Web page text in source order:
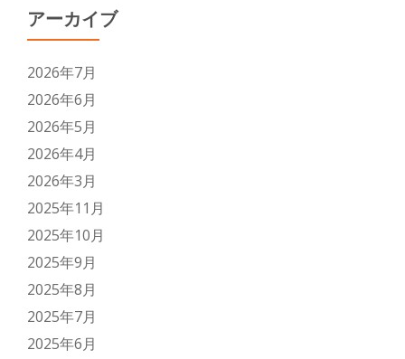
アーカイブ
2026年7月
2026年6月
2026年5月
2026年4月
2026年3月
2025年11月
2025年10月
2025年9月
2025年8月
2025年7月
2025年6月